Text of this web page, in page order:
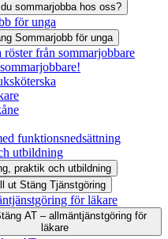
sommarjobba hos oss?
för unga
Sommarjobb för unga
röster från sommarjobbare
funktionsnedsättning
utbildning
praktik och utbildning
ut Stäng Tjänstgöring
för läkare
AT – allmäntjänstgöring för
läkare